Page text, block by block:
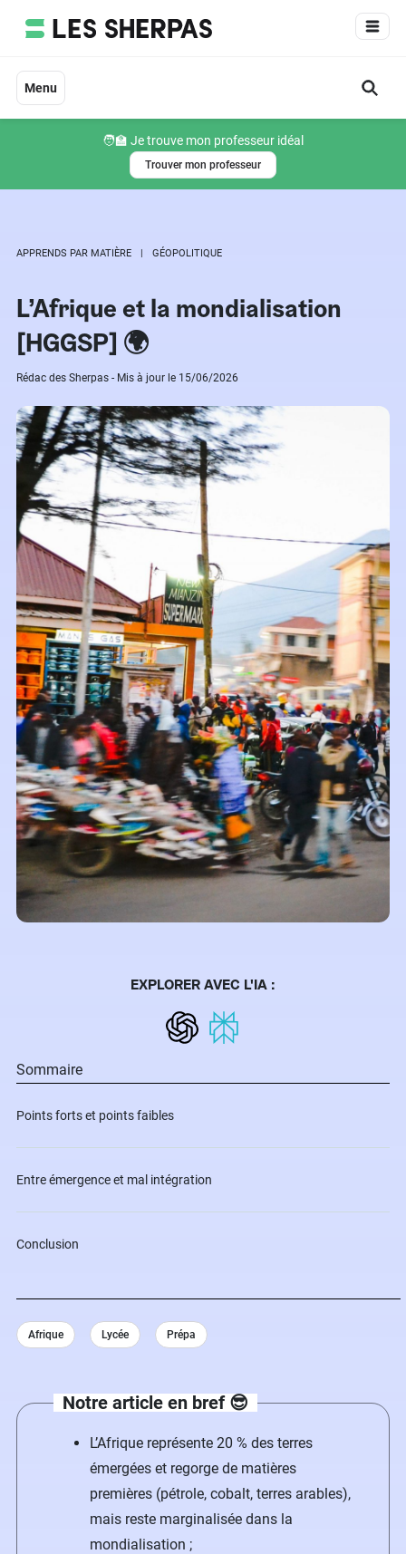
Menu
🧑‍🏫 Je trouve mon professeur idéal
Trouver mon professeur
APPRENDS PAR MATIÈRE GÉOPOLITIQUE
L’Afrique et la mondialisation
[HGGSP] 🌍
Rédac des Sherpas - Mis à jour le 15/06/2026
Notre article en bref 😎
L’Afrique représente 20 % des terres
émergées et regorge de matières
premières (pétrole, cobalt, terres arables),
mais reste marginalisée dans la
mondialisation ;
EXPLORER AVEC L'IA :
Sommaire
Points forts et points faibles
Entre émergence et mal intégration
Conclusion
Afrique Lycée Prépa